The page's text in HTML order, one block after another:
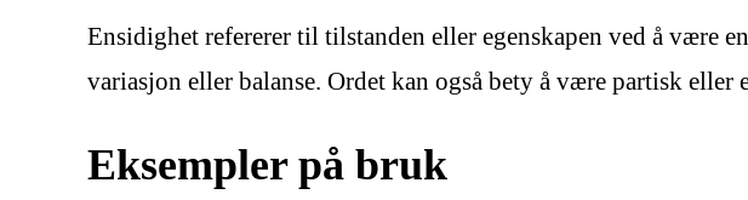
Ensidighet refererer til tilstanden eller egenskapen ved å være
variasjon eller balanse. Ordet kan også bety å være partisk
Eksempler på bruk